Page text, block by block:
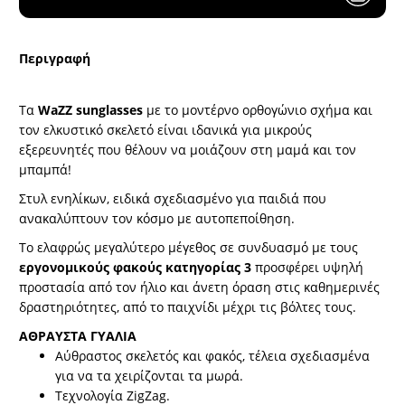
Περιγραφή
ΤαWaZZ sunglasses με το μοντέρνο ορθογώνιο σχήμα και
τον ελκυστικό σκελετό είναι ιδανικά για μικρούς
εξερευνητές που θέλουν να μοιάζουν στη μαμά και τον
μπαμπά!
Στυλ ενηλίκων, ειδικά σχεδιασμένο για παιδιά που
ανακαλύπτουν τον κόσμο με αυτοπεποίθηση.
Το ελαφρώς μεγαλύτερο μέγεθος σε συνδυασμό με τους
εργονομικούς φακούς κατηγορίας 3 προσφέρει υψηλή
προστασία από τον ήλιο και άνετη όραση στις καθημερινές
δραστηριότητες, από το παιχνίδι μέχρι τις βόλτες τους.
ΑΘΡΑΥΣΤΑ ΓΥΑΛΙΑ
Αύθραστος σκελετός και φακός, τέλεια σχεδιασμένα
για να τα χειρίζονται τα μωρά.
Τεχνολογία ZigZag.